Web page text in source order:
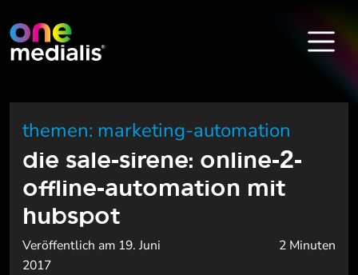
themen: marketing-automation
die sale-sirene: online-2-
offline-automation mit
hubspot
Veröffentlich am 19. Juni
2017
2 Minuten